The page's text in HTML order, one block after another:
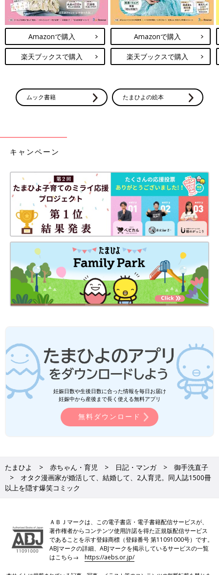
Amazonで購入
楽天ブックスで購入
Amazonで購入
楽天ブックスで購入
ムック書籍 たまひよの絵本
キャンペーン
妊娠日数や生後日数に合った情報を毎日お届け
妊娠中から産後まで長く使える無料アプリ
無料ダウンロード
たまひよ 赤ちゃん・育児 日記・マンガ
御手洗直子
オタク漫画家が婚活して、結婚して、2人育児。同人誌1500冊
以上を隠す爆笑コミック
ＡＢＪマークは、この電子書店・電子書籍配信サービスが、
著作権者からコンテンツ使用許諾を得た正規版配信サービス
であることを示す登録商標（登録番号 第11091000号）です。
ABJマークの詳細、ABJマークを掲示しているサービスの一覧
はこちら→https://aebs.or.jp/